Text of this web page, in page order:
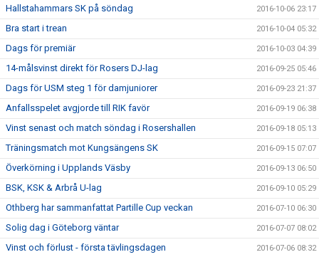
Hallstahammars SK på söndag 2016-10-06 23:17
Bra start i trean 2016-10-04 05:32
Dags för premiär 2016-10-03 04:39
14-målsvinst direkt för Rosers DJ-lag 2016-09-25 05:46
Dags för USM steg 1 för damjuniorer 2016-09-23 21:37
Anfallsspelet avgjorde till RIK favör 2016-09-19 06:38
Vinst senast och match söndag i Rosershallen 2016-09-18 05:13
Träningsmatch mot Kungsängens SK 2016-09-15 07:07
Överkörning i Upplands Väsby 2016-09-13 06:50
BSK, KSK & Arbrå U-lag 2016-09-10 05:29
Othberg har sammanfattat Partille Cup veckan 2016-07-10 06:30
Solig dag i Göteborg väntar 2016-07-07 08:02
Vinst och förlust - första tävlingsdagen 2016-07-06 08:32